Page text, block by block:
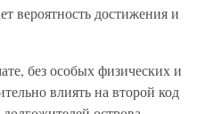
вероятность достижения и
без особых физических и
влиять на второй код